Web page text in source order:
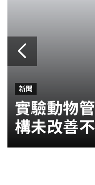
新聞
實驗動物
構未改善